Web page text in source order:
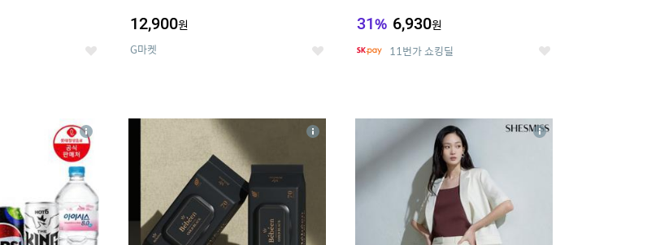
좋
12,900원
G마켓 좋
31% 6,930원
11번가 쇼킹딜 좋
상
세
15
상
16
상